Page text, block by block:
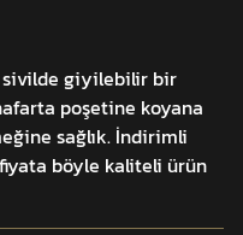
sivilde giyilebilir bir
poşetine koyana
sağlık. İndirimli
böyle kaliteli ürün